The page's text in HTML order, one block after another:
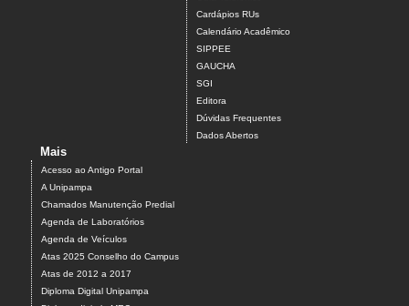
Cardápios RUs
Calendário Acadêmico
SIPPEE
GAUCHA
SGI
Editora
Dúvidas Frequentes
Dados Abertos
Mais
Acesso ao Antigo Portal
A Unipampa
Chamados Manutenção Predial
Agenda de Laboratórios
Agenda de Veículos
Atas 2025 Conselho do Campus
Atas de 2012 a 2017
Diploma Digital Unipampa